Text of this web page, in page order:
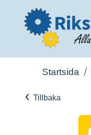
Startsida
Tillbaka